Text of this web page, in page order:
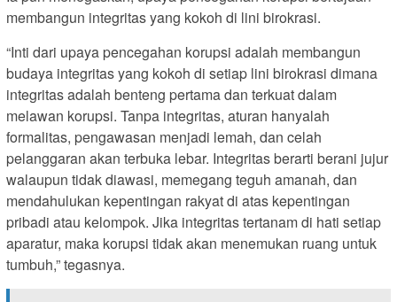
membangun integritas yang kokoh di lini birokrasi.
“Inti dari upaya pencegahan korupsi adalah membangun
budaya integritas yang kokoh di setiap lini birokrasi dimana
integritas adalah benteng pertama dan terkuat dalam
melawan korupsi. Tanpa integritas, aturan hanyalah
formalitas, pengawasan menjadi lemah, dan celah
pelanggaran akan terbuka lebar. Integritas berarti berani jujur
walaupun tidak diawasi, memegang teguh amanah, dan
mendahulukan kepentingan rakyat di atas kepentingan
pribadi atau kelompok. Jika integritas tertanam di hati setiap
aparatur, maka korupsi tidak akan menemukan ruang untuk
tumbuh,” tegasnya.